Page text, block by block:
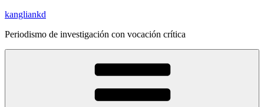
Saltar
contenido
kangliankd
Periodismo de investigación con vocación crítica